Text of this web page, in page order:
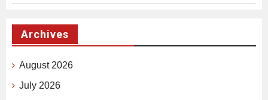
Archives
August 2026
July 2026